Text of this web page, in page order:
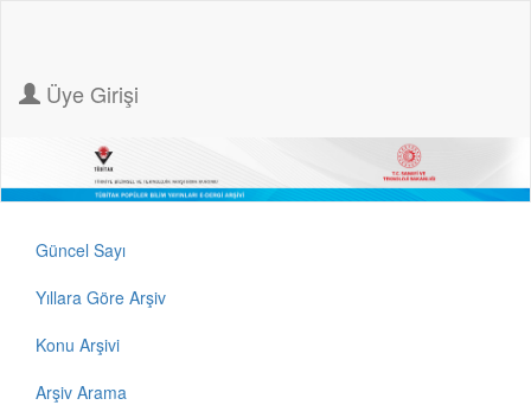
Üye Girişi
Güncel Sayı
Yıllara Göre Arşiv
Konu Arşivi
Arşiv Arama